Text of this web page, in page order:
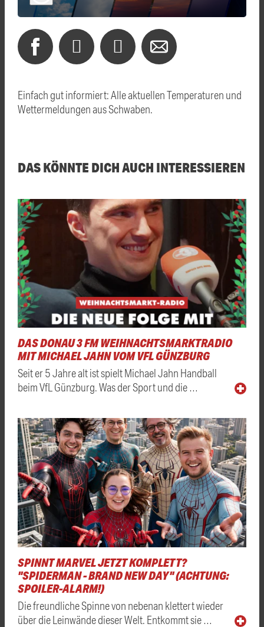
Einfach gut informiert: Alle aktuellen Temperaturen und
Wettermeldungen aus Schwaben.
DAS KÖNNTE DICH AUCH INTERESSIEREN
DAS DONAU 3 FM WEIHNACHTSMARKTRADIO
MIT MICHAEL JAHN VOM VFL GÜNZBURG
Seit er 5 Jahre alt ist spielt Michael Jahn Handball
beim VfL Günzburg. Was der Sport und die …
SPINNT MARVEL JETZT KOMPLETT?
"SPIDERMAN - BRAND NEW DAY" (ACHTUNG:
SPOILER-ALARM!)
Die freundliche Spinne von nebenan klettert wieder
über die Leinwände dieser Welt. Entkommt sie …